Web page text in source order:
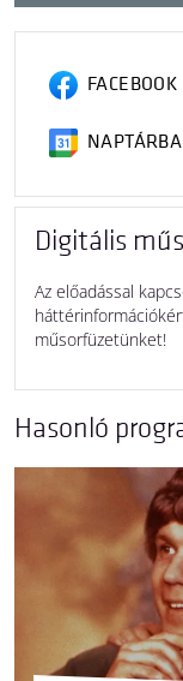
Digitális
Az előadással
műsorfüzetünket!
Hasonló